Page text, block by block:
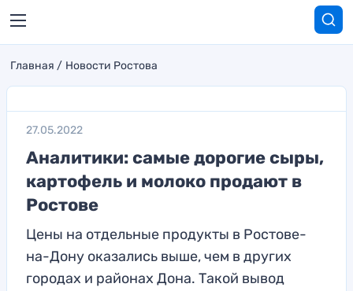
Главная Новости Ростова
27.05.2022
Аналитики: самые дорогие сыры,
картофель и молоко продают в
Ростове
Цены на отдельные продукты в Ростове-
на-Дону оказались выше, чем в других
городах и районах Дона. Такой вывод